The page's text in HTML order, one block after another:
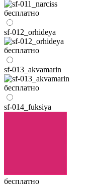
бесплатно
sf-012_orhideya
бесплатно
sf-013_akvamarin
бесплатно
sf-014_fuksiya
бесплатно